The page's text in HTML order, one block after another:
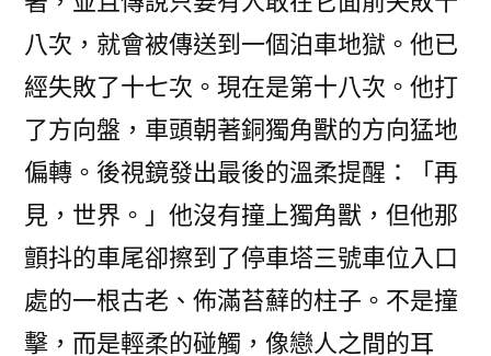
八次，就會被傳送到一個泊車地獄。他已
經失敗了十七次。現在是第十八次。他打
了方向盤，車頭朝著銅獨角獸的方向猛地
偏轉。後視鏡發出最後的溫柔提醒：「再
見，世界。」他沒有撞上獨角獸，但他那
顫抖的車尾卻擦到了停車塔三號車位入口
處的一根古老、佈滿苔蘚的柱子。不是撞
擊，而是輕柔的碰觸，像戀人之間的耳